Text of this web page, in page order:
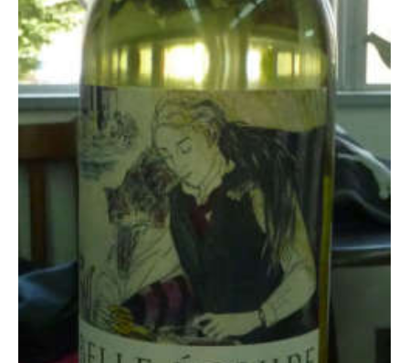
pecodogs
いぬ部をフォロー
pecocats
ねこ部をフォロー
アプリをダウンロードする